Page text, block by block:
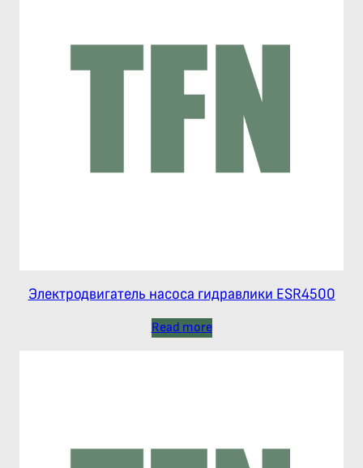
Электродвигатель насоса гидравлики ESR4500
Read more